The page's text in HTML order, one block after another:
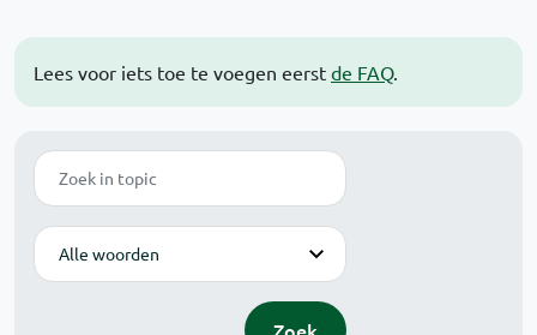
Lees voor iets toe te voegen eerst de FAQ.
Zoek
Modus